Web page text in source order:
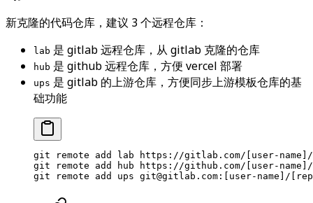
新克隆的代码仓库，建议 3 个远程仓库：
lab 是 gitlab 远程仓库，从 gitlab 克隆的仓库
hub 是 github 远程仓库，方便 vercel 部署
ups 是 gitlab 的上游仓库，方便同步上游模板仓库的基
础功能
git remote add lab https://gitlab.com/[user-
git remote add hub https://github.com/[user-
git remote add ups git@gitlab.com:[user-name]/